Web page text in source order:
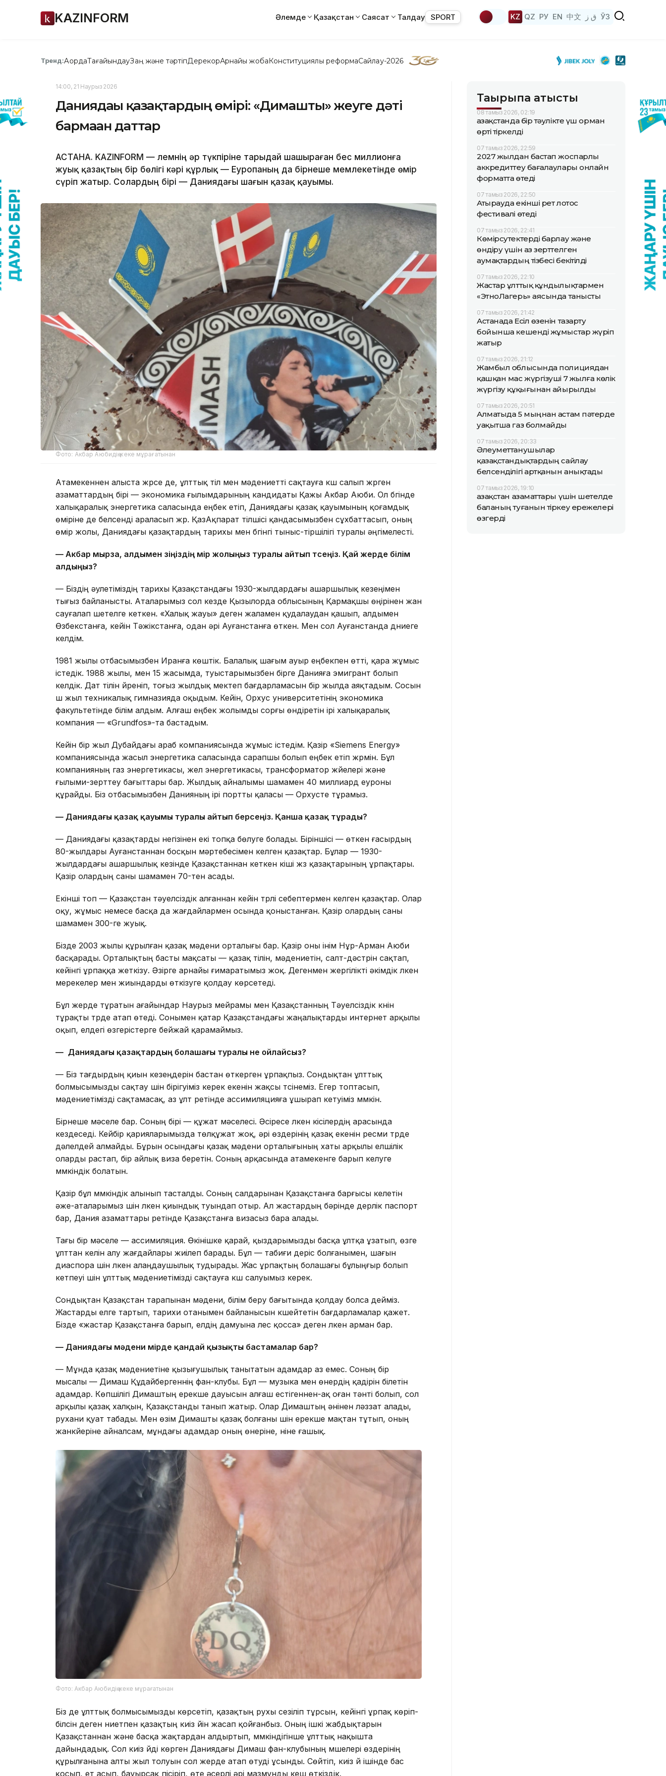
KAZINFORM Әлемде Қазақстан Саясат Талдау SPORT KZ QZ РУ EN 中文 ق ز ЎЗ
Тренд:АқордаТағайындауЗаң және тәртіпДерекқорАрнайы жобаКонституциялық реформаСайлау-2026
14:00, 21 Наурыз 2026
Даниядағы қазақтардың өмірі: «Димашты» жеуге дәті
бармаған даттар
АСТАНА. KAZINFORM — Әлемнің әр түкпіріне тарыдай шашыраған бес миллионға
жуық қазақтың бір бөлігі кәрі құрлық — Еуропаның да бірнеше мемлекетінде өмір
сүріп жатыр. Солардың бірі — Даниядағы шағын қазақ қауымы.
Фото: Акбар Аюбидің жеке мұрағатынан
Атамекеннен алыста жүрсе де, ұлттық тіл мен мәдениетті сақтауға күш салып жүрген
азаматтардың бірі — экономика ғылымдарының кандидаты Қажы Акбар Аюби. Ол бүгінде
халықаралық энергетика саласында еңбек етіп, Даниядағы қазақ қауымының қоғамдық
өміріне де белсенді араласып жүр. ҚазАқпарат тілшісі қандасымызбен сұхбаттасып, оның
өмір жолы, Даниядағы қазақтардың тарихы мен бүгінгі тыныс-тіршілігі туралы әңгімелесті.
— Акбар мырза, алдымен өзіңіздің өмір жолыңыз туралы айтып өтсеңіз. Қай жерде білім
алдыңыз?
— Біздің әулетіміздің тарихы Қазақстандағы 1930-жылдардағы ашаршылық кезеңімен
тығыз байланысты. Аталарымыз сол кезде Қызылорда облысының Қармақшы өңірінен жан
сауғалап шетелге кеткен. «Халық жауы» деген жаламен қудалаудан қашып, алдымен
Өзбекстанға, кейін Тәжікстанға, одан әрі Ауғанстанға өткен. Мен сол Ауғанстанда дүниеге
келдім.
1981 жылы отбасымызбен Иранға көштік. Балалық шағым ауыр еңбекпен өтті, қара жұмыс
істедік. 1988 жылы, мен 15 жасымда, туыстарымызбен бірге Данияға эмигрант болып
келдік. Дат тілін үйреніп, тоғыз жылдық мектеп бағдарламасын бір жылда аяқтадым. Сосын
үш жыл техникалық гимназияда оқыдым. Кейін, Орхус университетінің экономика
факультетінде білім алдым. Алғаш еңбек жолымды сорғы өндіретін ірі халықаралық
компания — «Grundfos»-та бастадым.
Кейін бір жыл Дубайдағы араб компаниясында жұмыс істедім. Қазір «Siemens Energy»
компаниясында жасыл энергетика саласында сарапшы болып еңбек етіп жүрмін. Бұл
компанияның газ энергетикасы, жел энергетикасы, трансформатор жүйелері және
ғылыми-зерттеу бағыттары бар. Жылдық айналымы шамамен 40 миллиард еуроны
құрайды. Біз отбасымызбен Данияның ірі портты қаласы — Орхусте тұрамыз.
— Даниядағы қазақ қауымы туралы айтып берсеңіз. Қанша қазақ тұрады?
— Даниядағы қазақтарды негізінен екі топқа бөлуге болады. Біріншісі — өткен ғасырдың
80-жылдары Ауғанстаннан босқын мәртебесімен келген қазақтар. Бұлар — 1930-
жылдардағы ашаршылық кезінде Қазақстаннан кеткен кіші жүз қазақтарының ұрпақтары.
Қазір олардың саны шамамен 70-тен асады.
Екінші топ — Қазақстан тәуелсіздік алғаннан кейін түрлі себептермен келген қазақтар. Олар
оқу, жұмыс немесе басқа да жағдайлармен осында қоныстанған. Қазір олардың саны
шамамен 300-ге жуық.
Бізде 2003 жылы құрылған қазақ мәдени орталығы бар. Қазір оны інім Нұр-Арман Аюби
басқарады. Орталықтың басты мақсаты — қазақ тілін, мәдениетін, салт-дәстүрін сақтап,
кейінгі ұрпаққа жеткізу. Әзірге арнайы ғимаратымыз жоқ. Дегенмен жергілікті әкімдік үлкен
мерекелер мен жиындарды өткізуге қолдау көрсетеді.
Бұл жерде тұратын ағайындар Наурыз мейрамы мен Қазақстанның Тәуелсіздік күнін
тұрақты түрде атап өтеді. Сонымен қатар Қазақстандағы жаңалықтарды интернет арқылы
оқып, елдегі өзгерістерге бейжай қарамаймыз.
— Даниядағы қазақтардың болашағы туралы не ойлайсыз?
— Біз тағдырдың қиын кезеңдерін бастан өткерген ұрпақпыз. Сондықтан ұлттық
болмысымызды сақтау үшін бірігуіміз керек екенін жақсы түсінеміз. Егер топтасып,
мәдениетімізді сақтамасақ, аз ұлт ретінде ассимиляцияға ұшырап кетуіміз мүмкін.
Бірнеше мәселе бар. Соның бірі — құжат мәселесі. Әсіресе үлкен кісілердің арасында
кездеседі. Кейбір қарияларымызда төлқұжат жоқ, әрі өздерінің қазақ екенін ресми түрде
дәлелдей алмайды. Бұрын осындағы қазақ мәдени орталығының хаты арқылы елшілік
оларды растап, бір айлық виза беретін. Соның арқасында атамекенге барып келуге
мүмкіндік болатын.
Қазір бұл мүмкіндік алынып тасталды. Соның салдарынан Қазақстанға барғысы келетін
әже-аталарымыз үшін үлкен қиындық туындап отыр. Ал жастардың бәрінде дерлік паспорт
бар, Дания азаматтары ретінде Қазақстанға визасыз бара алады.
Тағы бір мәселе — ассимиляция. Өкінішке қарай, қыздарымызды басқа ұлтқа ұзатып, өзге
ұлттан келін алу жағдайлары жиілеп барады. Бұл — табиғи үдеріс болғанымен, шағын
диаспора үшін үлкен алаңдаушылық тудырады. Жас ұрпақтың болашағы бұлыңғыр болып
кетпеуі үшін ұлттық мәдениетімізді сақтауға күш салуымыз керек.
Сондықтан Қазақстан тарапынан мәдени, білім беру бағытында қолдау болса дейміз.
Жастарды елге тартып, тарихи отанымен байланысын күшейтетін бағдарламалар қажет.
Бізде «жастар Қазақстанға барып, елдің дамуына үлес қосса» деген үлкен арман бар.
— Даниядағы мәдени өмірде қандай қызықты бастамалар бар?
— Мұнда қазақ мәдениетіне қызығушылық танытатын адамдар аз емес. Соның бір
мысалы — Димаш Құдайбергеннің фан-клубы. Бұл — музыка мен өнердің қадірін білетін
адамдар. Көпшілігі Димаштың ерекше дауысын алғаш естігеннен-ақ оған тәнті болып, сол
арқылы қазақ халқын, Қазақстанды танып жатыр. Олар Димаштың әнінен ләззат алады,
рухани қуат табады. Мен өзім Димашты қазақ болғаны үшін ерекше мақтан тұтып, оның
жанкүйеріне айналсам, мұндағы адамдар оның өнеріне, үніне ғашық.
Фото: Акбар Аюбидің жеке мұрағатынан
Біз де ұлттық болмысымызды көрсетіп, қазақтың рухы сезіліп тұрсын, кейінгі ұрпақ көріп-
білсін деген ниетпен қазақтың киіз үйін жасап қойғанбыз. Оның ішкі жабдықтарын
Қазақстаннан және басқа жақтардан алдыртып, мүмкіндігінше ұлттық нақышта
дайындадық. Сол киіз үйді көрген Даниядағы Димаш фан-клубының мүшелері өздерінің
құрылғанына алты жыл толуын сол жерде атап өтуді ұсынды. Сөйтіп, киіз үй ішінде бас
қосып, ет асып, бауырсақ пісіріп, өте әсерлі әрі мазмұнды кеш өткіздік.
Тақырыпқа қатысты
08 тамыз 2026, 02:19
Қазақстанда бір тәулікте үш орман
өрті тіркелді
07 тамыз 2026, 22:59
2027 жылдан бастап жоспарлы
аккредиттеу бағалаулары онлайн
форматта өтеді
07 тамыз 2026, 22:50
Атырауда екінші рет лотос
фестивалі өтеді
07 тамыз 2026, 22:41
Көмірсутектерді барлау және
өндіру үшін аз зерттелген
аумақтардың тізбесі бекітілді
07 тамыз 2026, 22:10
Жастар ұлттық құндылықтармен
«ЭтноЛагерь» аясында танысты
07 тамыз 2026, 21:42
Астанада Есіл өзенін тазарту
бойынша кешенді жұмыстар жүріп
жатыр
07 тамыз 2026, 21:12
Жамбыл облысында полициядан
қашқан мас жүргізуші 7 жылға көлік
жүргізу құқығынан айырылды
07 тамыз 2026, 20:51
Алматыда 5 мыңнан астам пәтерде
уақытша газ болмайды
07 тамыз 2026, 20:33
Әлеуметтанушылар
қазақстандықтардың сайлау
белсенділігі артқанын анықтады
07 тамыз 2026, 19:10
Қазақстан азаматтары үшін шетелде
баланың туғанын тіркеу ережелері
өзгерді